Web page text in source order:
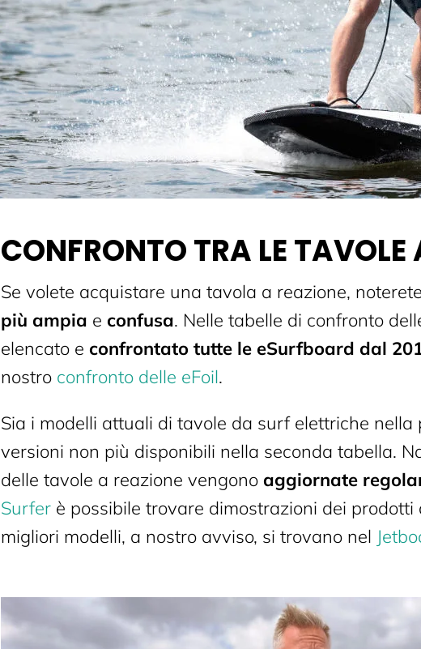
CONFRONTO TRA LE TAVOLE
Se volete acquistare una tavola a reazione,
più ampia e confusa. Nelle tabelle di confronto
elencato e confrontato tutte le eSurfboard dal
nostro confronto delle eFoil.
Sia i modelli attuali di tavole da surf elettriche
versioni non più disponibili nella seconda tabella.
delle tavole a reazione vengono aggiornate
Surfer è possibile trovare dimostrazioni dei
migliori modelli, a nostro avviso, si trovano nel